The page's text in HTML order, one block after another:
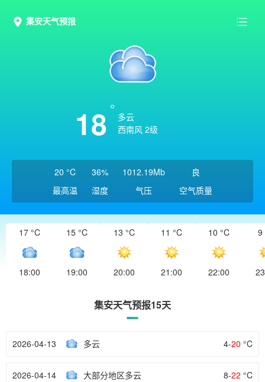
集安天气预报
18
多云
西南风 2级
20 °C
最高温
36%
湿度
1012.19Mb
气压
良
空气质量
17 °C
18:00
15 °C
19:00
13 °C
20:00
11 °C
21:00
10 °C
22:00
9
集安天气预报15天
2026-04-13 多云 4-20 °C
2026-04-14 大部分地区多云 8-22 °C